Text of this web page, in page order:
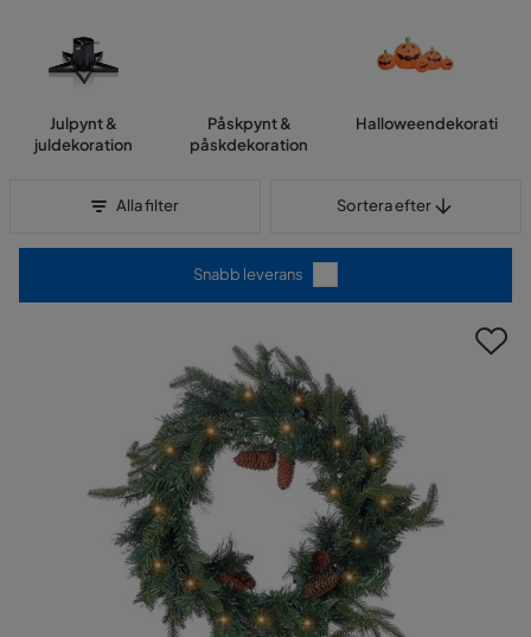
Julpynt &
juldekoration
Påskpynt &
påskdekoration
Halloweendekoration
Alla filter Sortera efter
Snabb leverans